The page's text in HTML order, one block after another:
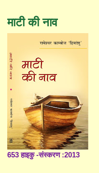
माटी की नाव
653 हाइकु -संस्करण :2013